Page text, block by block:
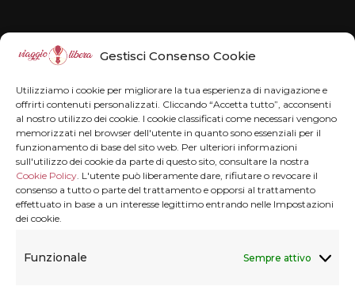
Gestisci Consenso Cookie
Utilizziamo i cookie per migliorare la tua esperienza di navigazione e
offrirti contenuti personalizzati. Cliccando “Accetta tutto”, acconsenti
al nostro utilizzo dei cookie. I cookie classificati come necessari vengono
memorizzati nel browser dell'utente in quanto sono essenziali per il
funzionamento di base del sito web. Per ulteriori informazioni
sull'utilizzo dei cookie da parte di questo sito, consultare la nostra
Cookie Policy. L'utente può liberamente dare, rifiutare o revocare il
consenso a tutto o parte del trattamento e opporsi al trattamento
effettuato in base a un interesse legittimo entrando nelle Impostazioni
dei cookie.
Funzionale Sempre attivo
testata giornalistica in quanto viene aggiornato
senza alcuna periodicità . Non può pertanto
considerarsi un prodotto editoriale ai sensi della
legge n° 62 del 7.03.2001.Disclaimer